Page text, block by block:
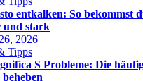
entkalken: So bekommst
und stark
2026
Tipps
S Probleme: Die